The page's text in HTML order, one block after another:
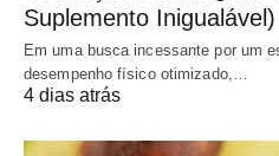
Suplemento Inigualável)
Em uma busca incessante por um
desempenho físico otimizado,…
4 dias atrás